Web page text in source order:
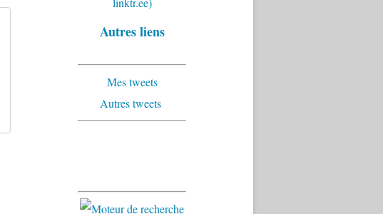
Autres liens
Mes tweets
Autres tweets